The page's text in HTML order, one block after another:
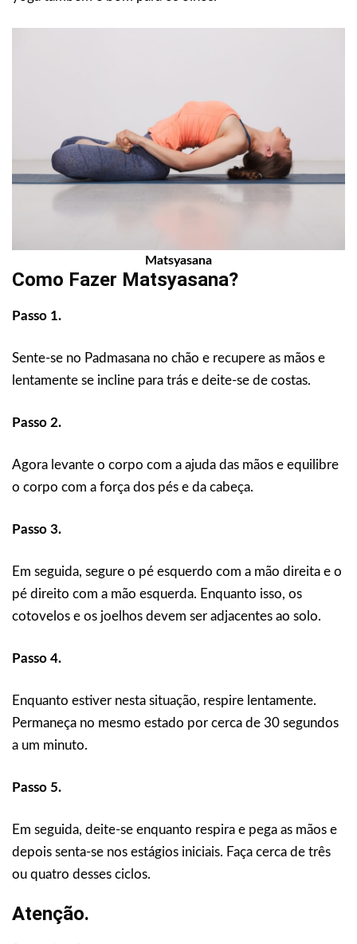
Matsyasana
Como Fazer Matsyasana?
Passo 1.
Sente-se no Padmasana no chão e recupere as mãos e
lentamente se incline para trás e deite-se de costas.
Passo 2.
Agora levante o corpo com a ajuda das mãos e equilibre
o corpo com a força dos pés e da cabeça.
Passo 3.
Em seguida, segure o pé esquerdo com a mão direita e o
pé direito com a mão esquerda. Enquanto isso, os
cotovelos e os joelhos devem ser adjacentes ao solo.
Passo 4.
Enquanto estiver nesta situação, respire lentamente.
Permaneça no mesmo estado por cerca de 30 segundos
a um minuto.
Passo 5.
Em seguida, deite-se enquanto respira e pega as mãos e
depois senta-se nos estágios iniciais. Faça cerca de três
ou quatro desses ciclos.
Atenção.